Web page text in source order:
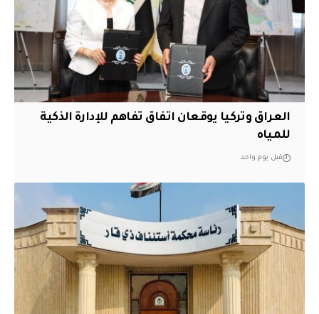
العراق وتركيا يوقعان اتفاق تفاهم للإدارة الذكية
للمياه
قبل يوم واحد